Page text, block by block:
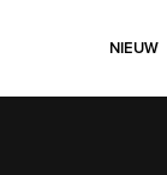
NIEUW